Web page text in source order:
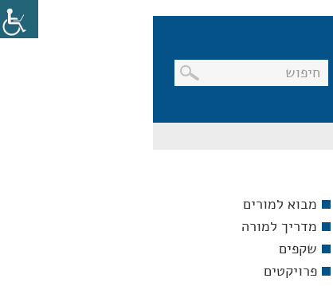
מבוא למורים
מדריך למורה
שקפים
פרויקטים